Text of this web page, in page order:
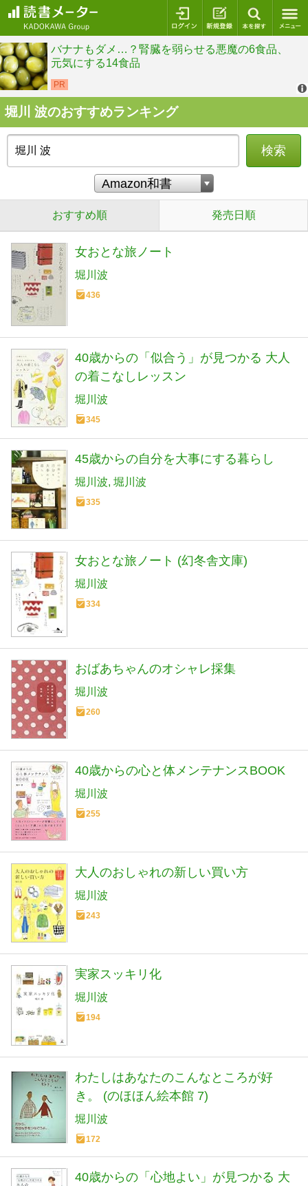
ログイン 新規登録
堀川 波のおすすめランキング
検索
おすすめ順 発売日順
女おとな旅ノート
堀川波
436
40歳からの「似合う」が見つかる 大人
の着こなしレッスン
堀川波
345
45歳からの自分を大事にする暮らし
堀川波 堀川波
335
女おとな旅ノート (幻冬舎文庫)
堀川波
334
おばあちゃんのオシャレ採集
堀川波
260
40歳からの心と体メンテナンスBOOK
堀川波
255
大人のおしゃれの新しい買い方
堀川波
243
実家スッキリ化
堀川波
194
わたしはあなたのこんなところが好
き。 (のほほん絵本館 7)
堀川波
172
40歳からの「心地よい」が見つかる 大